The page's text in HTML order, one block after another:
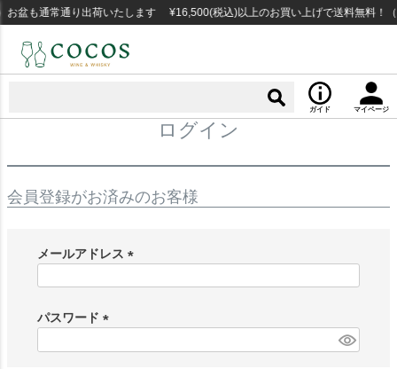
盆も通常通り出荷いたします ¥16,500(税込)以上のお買い上げで送料無料！
ガイド マイページ
ログイン
会員登録がお済みのお客様
メールアドレス
)
パスワード